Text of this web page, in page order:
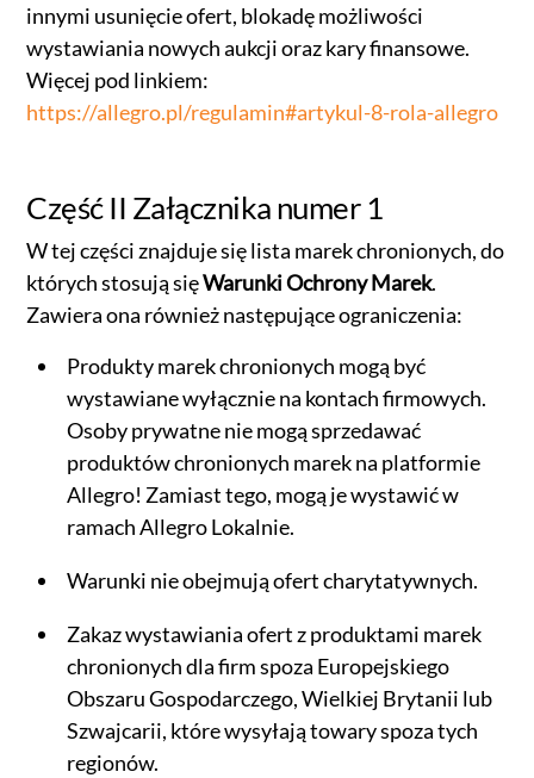
innymi usunięcie ofert, blokadę możliwości
wystawiania nowych aukcji oraz kary finansowe.
Więcej pod linkiem:
https://allegro.pl/regulamin#artykul-8-rola-allegro
Część II Załącznika numer 1
W tej części znajduje się lista marek chronionych, do
których stosują sięWarunki Ochrony Marek.
Zawiera ona również następujące ograniczenia:
Produkty marek chronionych mogą być
wystawiane wyłącznie na kontach firmowych.
Osoby prywatne nie mogą sprzedawać
produktów chronionych marek na platformie
Allegro! Zamiast tego, mogą je wystawić w
ramach Allegro Lokalnie.
Warunki nie obejmują ofert charytatywnych.
Zakaz wystawiania ofert z produktami marek
chronionych dla firm spoza Europejskiego
Obszaru Gospodarczego, Wielkiej Brytanii lub
Szwajcarii, które wysyłają towary spoza tych
regionów.